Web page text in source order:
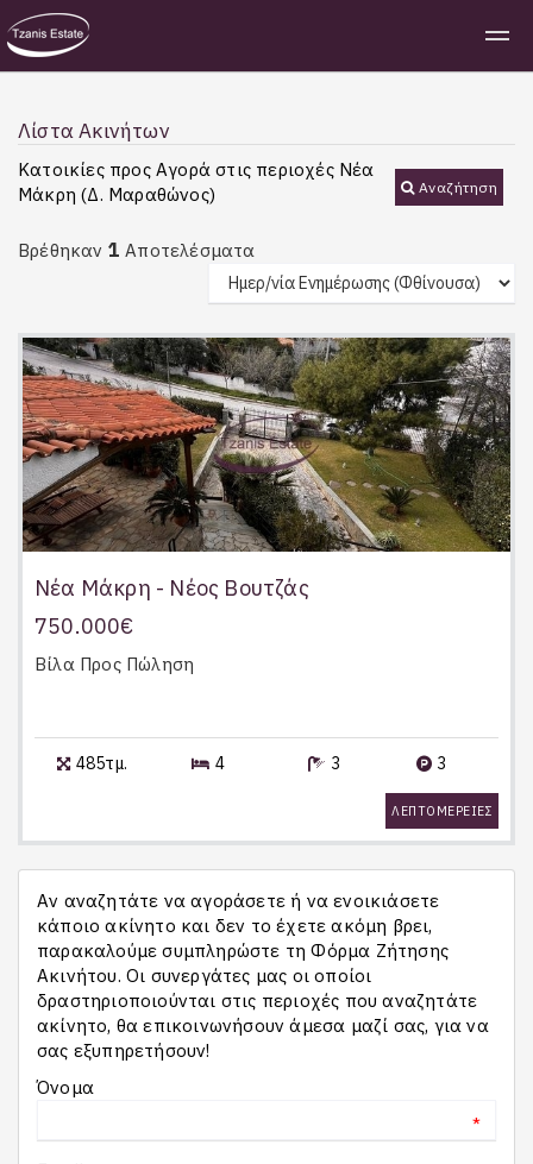
Λίστα Ακινήτων
Αναζήτηση
Κατοικίες προς Αγορά στις περιοχές Νέα
Μάκρη (Δ. Μαραθώνος)
Βρέθηκαν 1 Αποτελέσματα
Νέα Μάκρη - Νέος Βουτζάς
750.000€
ΒίλαΠρος Πώληση
485τμ. 4 3 3
ΛΕΠΤΟΜΕΡΕΙΕΣ
Αν αναζητάτε να αγοράσετε ή να ενοικιάσετε
κάποιο ακίνητο και δεν το έχετε ακόμη βρει,
παρακαλούμε συμπληρώστε τη Φόρμα Ζήτησης
Ακινήτου. Οι συνεργάτες μας οι οποίοι
δραστηριοποιούνται στις περιοχές που αναζητάτε
ακίνητο, θα επικοινωνήσουν άμεσα μαζί σας, για να
σας εξυπηρετήσουν!
Όνομα
*